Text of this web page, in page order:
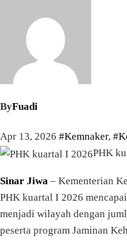
ByFuadi
Apr 13, 2026 #Kemnaker,
PHK
Sinar Jiwa – Kementerian
PHK kuartal I 2026
menjadi wilayah dengan
peserta program Jaminan